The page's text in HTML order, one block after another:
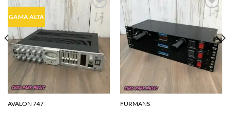
GAMA ALTA
Agregar
a la
lista de
deseos
AVALON 747
Agregar
lista de
FURMANS